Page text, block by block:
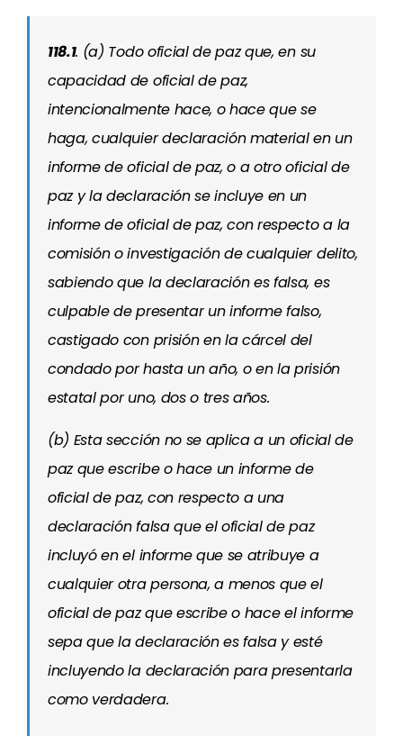
118.1. (a) Todo oficial de paz que, en su
capacidad de oficial de paz,
intencionalmente hace, o hace que se
haga, cualquier declaración material en un
informe de oficial de paz, o a otro oficial de
paz y la declaración se incluye en un
informe de oficial de paz, con respecto a la
comisión o investigación de cualquier delito,
sabiendo que la declaración es falsa, es
culpable de presentar un informe falso,
castigado con prisión en la cárcel del
condado por hasta un año, o en la prisión
estatal por uno, dos o tres años.
(b) Esta sección no se aplica a un oficial de
paz que escribe o hace un informe de
oficial de paz, con respecto a una
declaración falsa que el oficial de paz
incluyó en el informe que se atribuye a
cualquier otra persona, a menos que el
oficial de paz que escribe o hace el informe
sepa que la declaración es falsa y esté
incluyendo la declaración para presentarla
como verdadera.